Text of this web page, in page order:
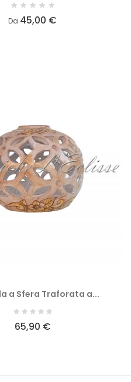
Da 45,00 €
a Sfera Traforata a...
65,90 €